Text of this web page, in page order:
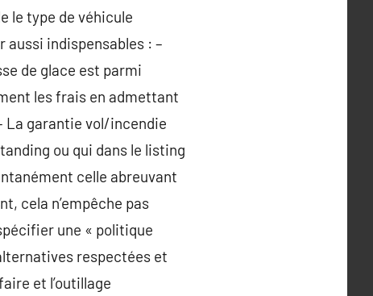
le type de véhicule
aussi indispensables : –
de glace est parmi
les frais en admettant
La garantie vol/incendie
ou qui dans le listing
celle abreuvant
cela n’empêche pas
une « politique
respectées et
et l’outillage